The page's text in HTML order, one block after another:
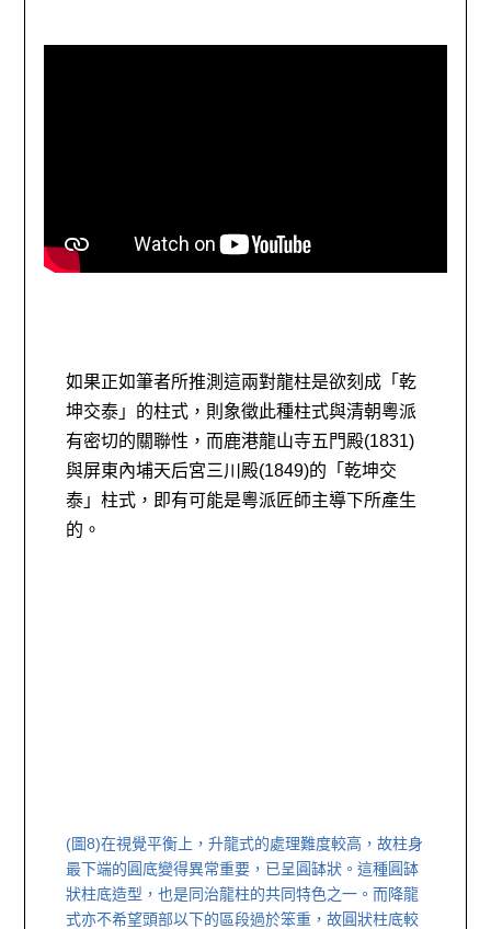
如果正如筆者所推測這兩對龍柱是欲刻成「乾
坤交泰」的柱式，則象徵此種柱式與清朝粵派
有密切的關聯性，而鹿港龍山寺五門殿(1831)
與屏東內埔天后宮三川殿(1849)的「乾坤交
泰」柱式，即有可能是粵派匠師主導下所產生
的。
(圖8)在視覺平衡上，升龍式的處理難度較高，故柱身
最下端的圓底變得異常重要，已呈圓缽狀。這種圓缽
狀柱底造型，也是同治龍柱的共同特色之一。而降龍
式亦不希望頭部以下的區段過於笨重，故圓狀柱底較